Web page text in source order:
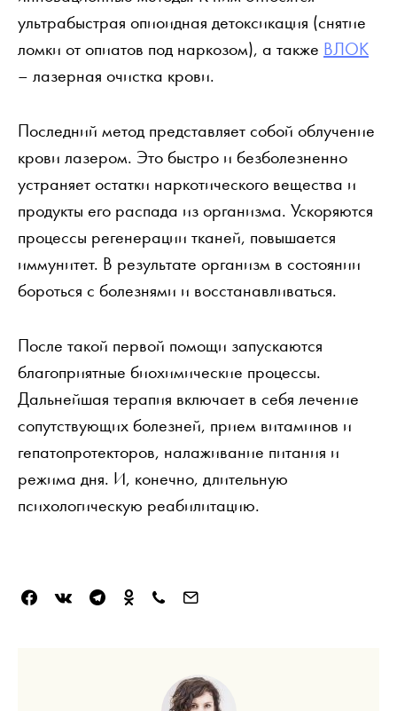
ультрабыстрая опиоидная детоксикация (снятие
ломки от опиатов под наркозом), а также ВЛОК
– лазерная очистка крови.
Последний метод представляет собой облучение
крови лазером. Это быстро и безболезненно
устраняет остатки наркотического вещества и
продукты его распада из организма. Ускоряются
процессы регенерации тканей, повышается
иммунитет. В результате организм в состоянии
бороться с болезнями и восстанавливаться.
После такой первой помощи запускаются
благоприятные биохимические процессы.
Дальнейшая терапия включает в себя лечение
сопутствующих болезней, прием витаминов и
гепатопротекторов, налаживание питания и
режима дня. И, конечно, длительную
психологическую реабилитацию.